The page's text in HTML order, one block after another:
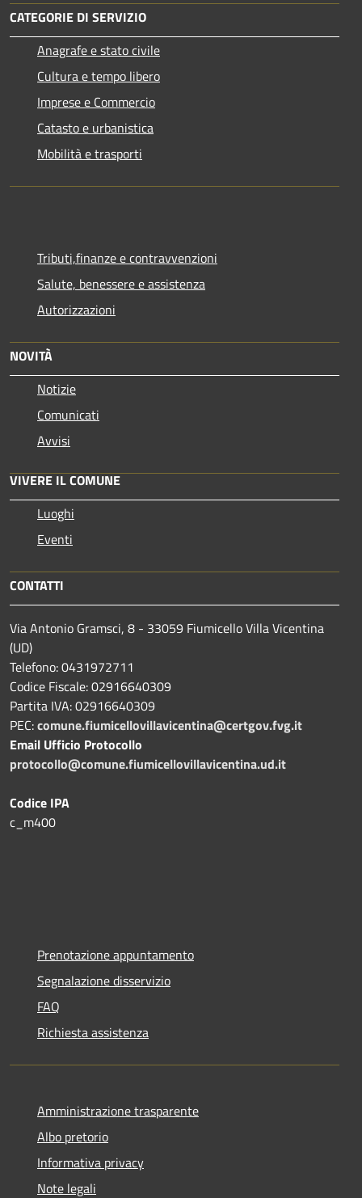
CATEGORIE DI SERVIZIO
Anagrafe e stato civile
Cultura e tempo libero
Imprese e Commercio
Catasto e urbanistica
Mobilità e trasporti
Tributi,finanze e contravvenzioni
Salute, benessere e assistenza
Autorizzazioni
NOVITÀ
Notizie
Comunicati
Avvisi
VIVERE IL COMUNE
Luoghi
Eventi
CONTATTI
Via Antonio Gramsci, 8 - 33059 Fiumicello Villa Vicentina
(UD)
Telefono: 0431972711
Codice Fiscale: 02916640309
Partita IVA: 02916640309
PEC:comune.fiumicellovillavicentina@certgov.fvg.it
Email Ufficio Protocollo
protocollo@comune.fiumicellovillavicentina.ud.it
Codice IPA
c_m400
Prenotazione appuntamento
Segnalazione disservizio
FAQ
Richiesta assistenza
Amministrazione trasparente
Albo pretorio
Informativa privacy
Note legali